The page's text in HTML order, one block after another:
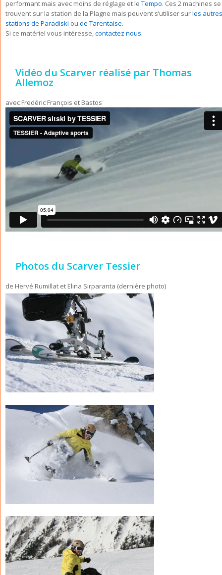
performant mais avec moins de réglage et le Tempo. Ces 2 machines se
trouvent sur la station de la Plagne mais peuvent s’utiliser surles autres
stations de Paradiski ou de Tarentaise.
Si ce matériel vous intéresse,contactez nous.
Vidéo du Scarver réalisé par Thomas
Allemoz
avec Fredéric François et Bastos
Photos du Scarver Tessier
de Hervé Rumillat et Elina Sirparanta (dernière photo)